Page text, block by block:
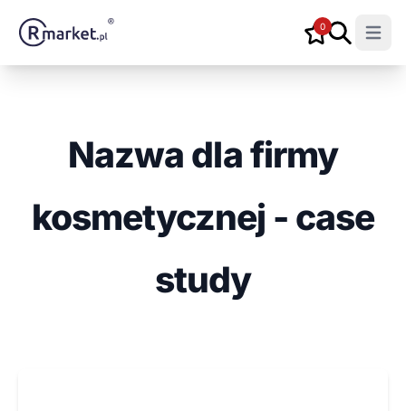
0
Open
Nazwa dla firmy
kosmetycznej - case
study